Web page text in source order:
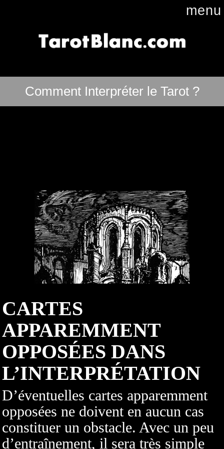
Comment Interpréter le Tarot ?
CARTES
APPAREMMENT
OPPOSÉES DANS
L’INTERPRÉTATION
D’éventuelles cartes apparemment
opposées ne doivent en aucun cas
constituer un obstacle. Avec un peu
d’entraînement, il sera très simple
menu